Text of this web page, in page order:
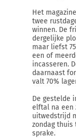
Het
twee
winnen. De
dergelijke
maar liefst
een of
incasseren.
daarnaast
valt 70%
De gestelde
elftal na een
uitwedstrijd
zondag thuis
sprake.